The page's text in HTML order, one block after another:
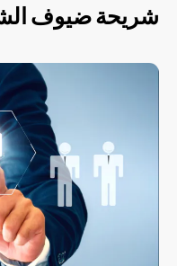
شريحة ضيوف